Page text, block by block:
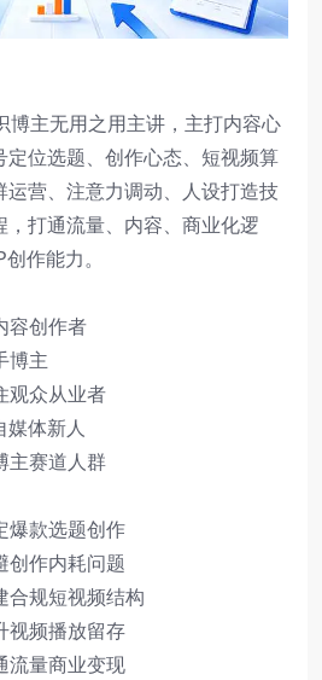
博主无用之用主讲，主打内容心
位选题、创作心态、短视频算
营、注意力调动、人设打造技
打通流量、内容、商业化逻
作能力。
容创作者
博主
观众从业者
媒体新人
主赛道人群
爆款选题创作
创作内耗问题
合规短视频结构
视频播放留存
流量商业变现